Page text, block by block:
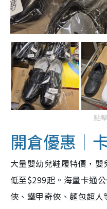
點
開倉優惠｜
大量嬰幼兒鞋履特價，
低至$299起。海量卡通
俠、鐵甲奇俠、麵包超人